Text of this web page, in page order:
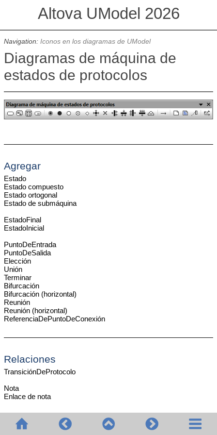
Altova UModel 2026
Navigation: Iconos en los diagramas de UModel
Diagramas de máquina de
estados de protocolos
Agregar
Estado
Estado compuesto
Estado ortogonal
Estado de submáquina
EstadoFinal
EstadoInicial
PuntoDeEntrada
PuntoDeSalida
Elección
Unión
Terminar
Bifurcación
Bifurcación (horizontal)
Reunión
Reunión (horizontal)
ReferenciaDePuntoDeConexión
Relaciones
TransiciónDeProtocolo
Nota
Enlace de nota
© 2020-2026 Altova GmbH